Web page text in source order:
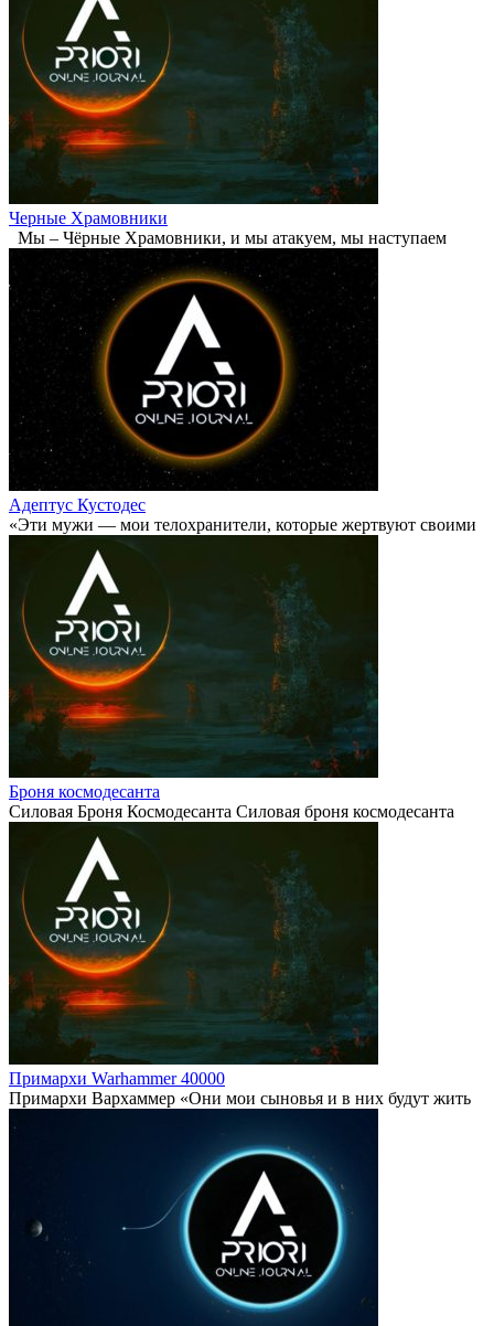
Черные Храмовники
Мы – Чёрные Храмовники, и мы атакуем, мы наступаем
Адептус Кустодес
«Эти мужи — мои телохранители, которые жертвуют своими
Броня космодесанта
Силовая Броня Космодесанта Силовая броня космодесанта
Примархи Warhammer 40000
Примархи Вархаммер «Они мои сыновья и в них будут жить